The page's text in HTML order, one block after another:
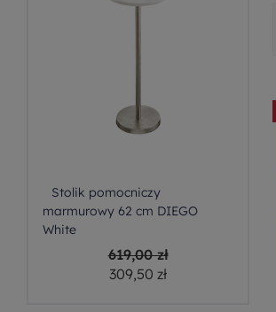
Stolik pomocniczy
marmurowy 62 cm DIEGO
White
619,00 zł
309,50 zł